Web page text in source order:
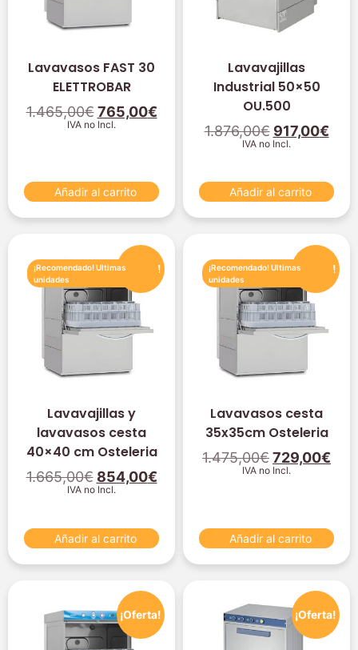
Lavavasos FAST 30
ELETTROBAR
1.465,00€ 765,00€
IVA no Incl.
Añadir al carrito
Lavavajillas
Industrial 50×50
OU.500
1.876,00€ 917,00€
IVA no Incl.
Añadir al carrito
¡Recomendado! Ultimas
unidades
¡Oferta!
Lavavajillas y
lavavasos cesta
40×40 cm Osteleria
1.665,00€ 854,00€
IVA no Incl.
Añadir al carrito
¡Recomendado! Ultimas
unidades
¡Oferta!
Lavavasos cesta
35x35cm Osteleria
1.475,00€729,00€
IVA no Incl.
Añadir al carrito
¡Oferta! ¡Oferta!